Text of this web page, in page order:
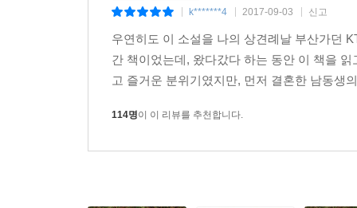
k*******4 2017-09-03 신고
우연히도 이 소설을 나의 상견례날 부산가던
간 책이었는데, 왔다갔다 하는 동안 이 책을
고 즐거운 분위기였지만, 먼저 결혼한 남동생
114명이 이 리뷰를 추천합니다.